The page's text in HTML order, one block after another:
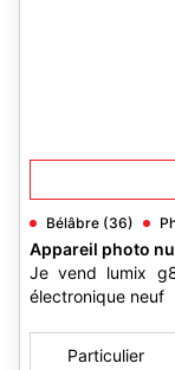
Bélâbre (36)
Appareil photo
Je vend lumix
électronique neuf
Particulier